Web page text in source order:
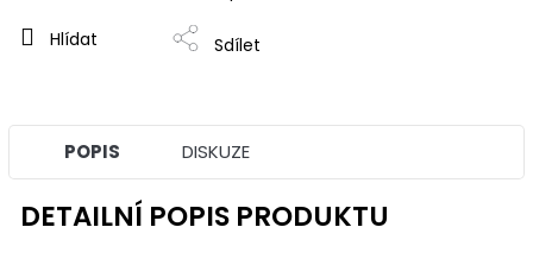
Hlídat Sdílet
POPIS DISKUZE
DETAILNÍ POPIS PRODUKTU